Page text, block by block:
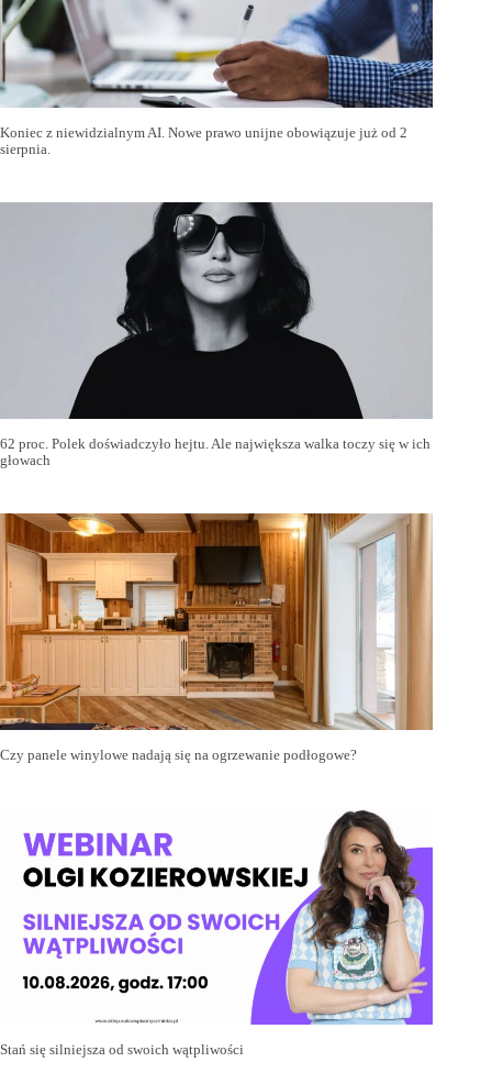
Koniec z niewidzialnym AI. Nowe prawo unijne obowiązuje już od 2
sierpnia.
62 proc. Polek doświadczyło hejtu. Ale największa walka toczy się w ich
głowach
Czy panele winylowe nadają się na ogrzewanie podłogowe?
Stań się silniejsza od swoich wątpliwości